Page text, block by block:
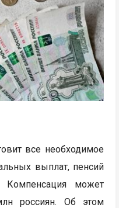
все необходимое
выплат, пенсий
Компенсация может
россиян. Об этом